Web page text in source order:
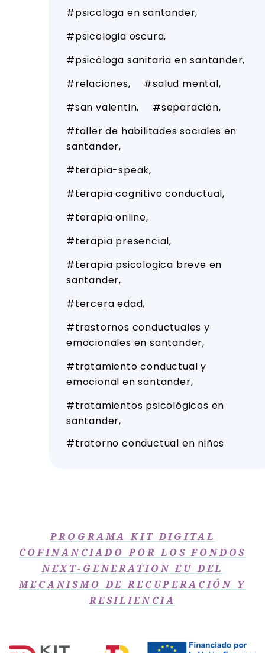
psicologa en santander
psicologia oscura
psicóloga sanitaria en santander
relaciones
salud mental
san valentin
separación
taller de habilitades sociales en
santander
terapia-speak
terapia cognitivo conductual
terapia online
terapia presencial
terapia psicologica breve en
santander
tercera edad
trastornos conductuales y
emocionales en santander
tratamiento conductual y
emocional en santander
tratamientos psicológicos en
santander
tratorno conductual en niños
PROGRAMA KIT DIGITAL
COFINANCIADO POR LOS FONDOS
NEXT-GENERATION EU DEL
MECANISMO DE RECUPERACIÓN Y
RESILIENCIA​